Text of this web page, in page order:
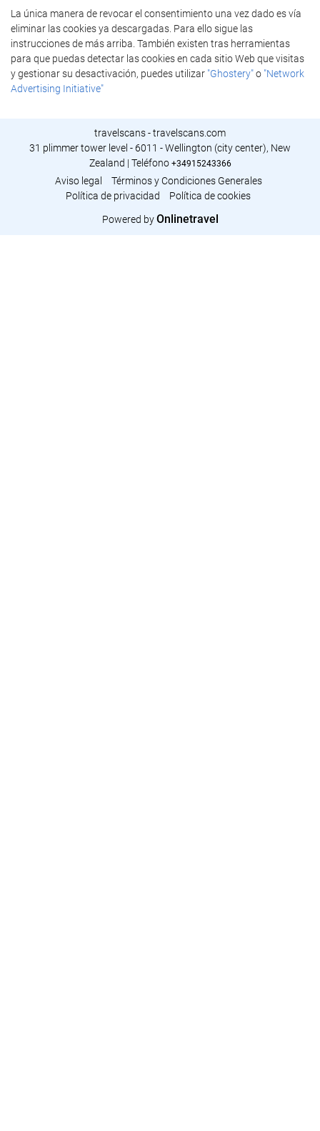
La única manera de revocar el consentimiento una vez dado es vía
eliminar las cookies ya descargadas. Para ello sigue las
instrucciones de más arriba. También existen tras herramientas
para que puedas detectar las cookies en cada sitio Web que visitas
y gestionar su desactivación, puedes utilizar "Ghostery"o "Network
Advertising Initiative"
travelscans - travelscans.com
31 plimmer tower level - 6011 - Wellington (city center), New
Zealand | Teléfono +34915243366
Aviso legal
Términos y Condiciones Generales
Política de privacidad
Política de cookies
Powered byOnlinetravel